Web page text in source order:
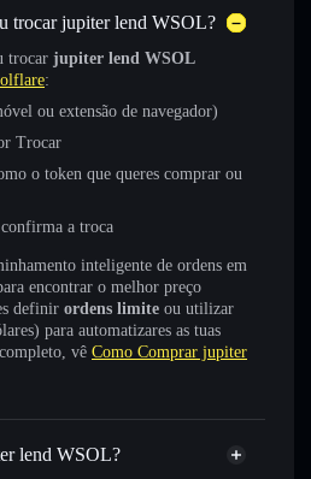
trocar jupiter lend WSOL?
trocar jupiter lend WSOL
:
ou extensão de navegador)
Trocar
o token que queres comprar ou
a troca
inteligente de ordens em
encontrar o melhor preço
definir ordens limite ou utilizar
para automatizares as tuas
vê Como Comprar jupiter
lend WSOL?